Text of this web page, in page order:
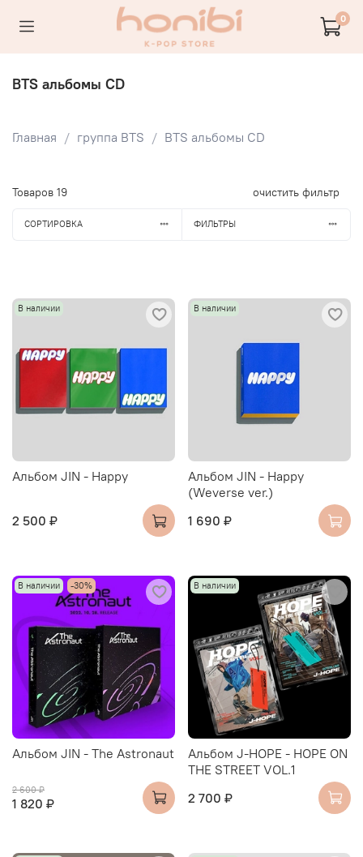
0
BTS альбомы CD
Главная группа BTS BTS альбомы CD
Товаров 19 очистить фильтр
СОРТИРОВКА ФИЛЬТРЫ
В наличии
Альбом JIN - Happy
2 500 ₽
В наличии
Альбом JIN - Happy
(Weverse ver.)
1 690 ₽
В наличии -30%
Альбом JIN - The Astronaut
2 600 ₽
1 820 ₽
В наличии
Альбом J-HOPE - HOPE ON
THE STREET VOL.1
2 700 ₽